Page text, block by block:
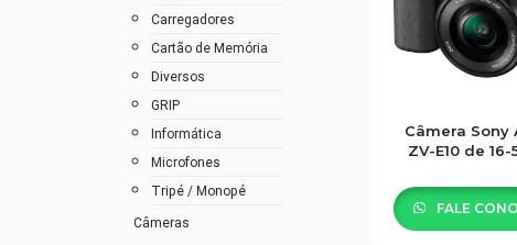
Carregadores
Cartão de Memória
Diversos
GRIP
Informática
Microfones
Tripé / Monopé
Câmeras
Câmera Sony
ZV-E10 de 16-
FALE